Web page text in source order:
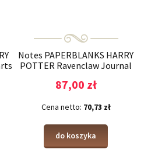
Notes PAPERBLANKS HARRY
POTTER Ravenclaw Journal
87,00 zł
Cena netto: 70,73 zł
do koszyka